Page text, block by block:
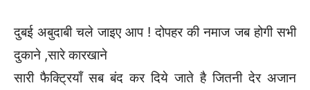
दुबई अबुदाबी चले जाइए आप ! दोपहर की नमाज जब होगी सभी
दुकाने ,सारे कारखाने
सारी फैक्ट्रियाँ सब बंद कर दिये जाते है जितनी देर अजान